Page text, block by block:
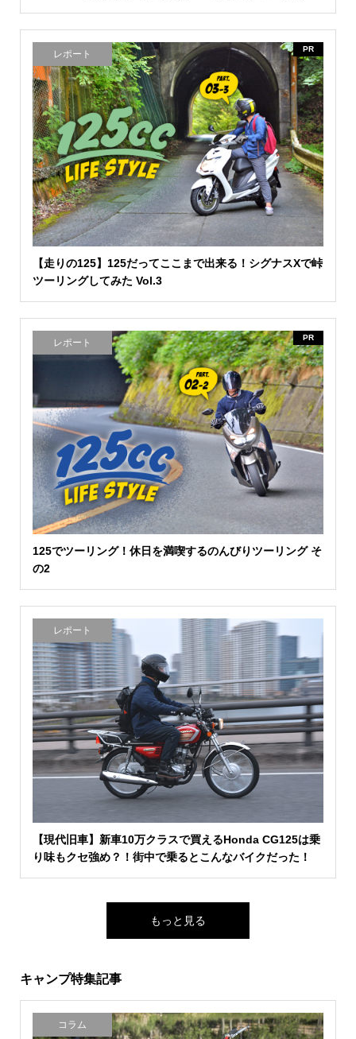
レポート PR
【走りの125】125だってここまで出来る！シグナスXで峠
ツーリングしてみた Vol.3
レポート PR
125でツーリング！休日を満喫するのんびりツーリング そ
の2
レポート
【現代旧車】新車10万クラスで買えるHonda CG125は乗
り味もクセ強め？！街中で乗るとこんなバイクだった！
もっと見る
キャンプ特集記事
コラム